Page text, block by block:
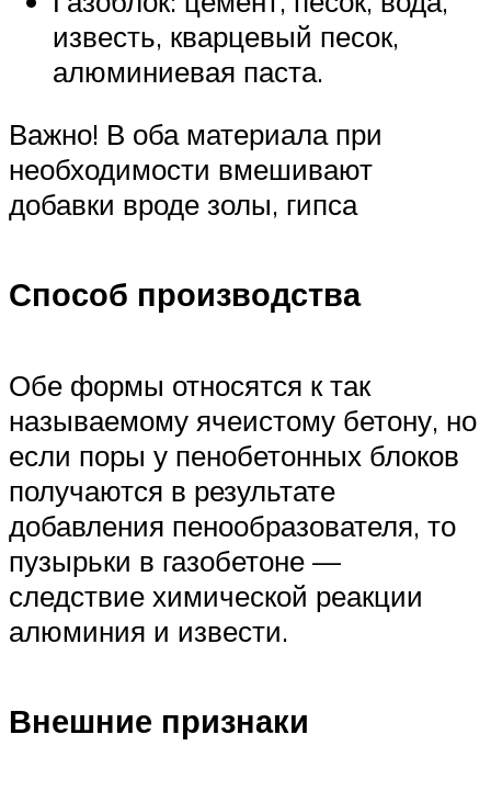
известь, кварцевый песок,
алюминиевая паста.
Важно! В оба материала при
необходимости вмешивают
добавки вроде золы, гипса
Способ производства
Обе формы относятся к так
называемому ячеистому бетону, но
если поры у пенобетонных блоков
получаются в результате
добавления пенообразователя, то
пузырьки в газобетоне —
следствие химической реакции
алюминия и извести.
Внешние признаки